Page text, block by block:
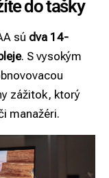
do tašky
sú dva 14-
. S vysokým
zážitok, ktorý
manažéri.